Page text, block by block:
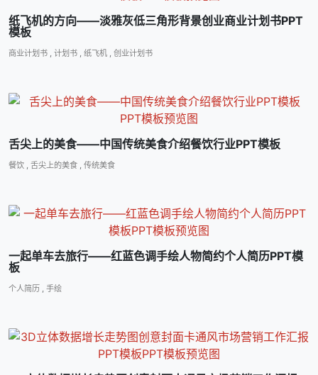
纸飞机的方向――淡雅灰低三角形背景创业商业计划书PPT
模板
商业计划书 , 计划书 , 纸飞机 , 创业计划书
舌尖上的美食――中国传统美食介绍餐饮行业PPT模板
餐饮 , 舌尖上的美食 , 传统美食
一起单车去旅行――红蓝色调手绘人物简约个人简历PPT模
板
个人简历 , 手绘